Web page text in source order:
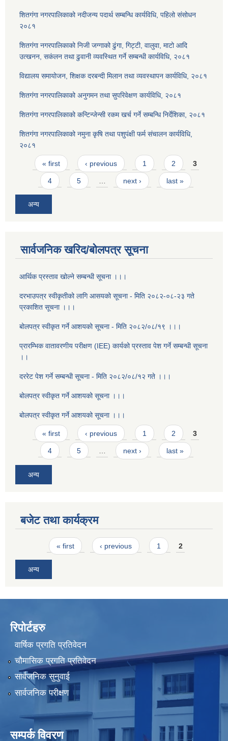
शितगंगा नगरपालिकाको नदीजन्य पदार्थ सम्बन्धि कार्यविधि, पहिलो संसोधन
२०८१
शितगंगा नगरपालिकाको निजी जग्गाको ढुंगा, गिट्टी, वालुवा, माटो आदि
उत्खनन, सकंलन तथा ढुवानी व्यवस्थित गर्ने सम्बन्धी कार्यविधि, २०८१
विद्यालय समायोजन, शिक्षक दरबन्दी मिलान तथा व्यवस्थापन कार्यविधि, २०८१
शितगंगा नगरपालिकाको अनुगमन तथा सुपरिवेक्षण कार्यविधि, २०८१
शितगंगा नगरपालिकाको कन्टिन्जेन्सी रकम खर्च गर्ने सम्बन्धि निर्देशिका, २०८१
शितगंगा नगरपालिकाको नमुना कृषि तथा पशुपंक्षी फर्म संचालन कार्यविधि,
२०८१
Pages
« first ‹ previous 1 2 3
4 5 next › last »
अन्य
सार्वजनिक खरिद/बोलपत्र सूचना
आर्थिक प्रस्ताव खोल्ने सम्बन्धी सूचना ।।।
दरभाउपत्र स्वीकृतीको लागि आसयको सूचना - मिति २०८२-०८-२३ गते
प्रकाशित सूचना ।।।
बोलपत्र स्वीकृत गर्ने आशयको सूचना - मिति २०८२/०८/१९ ।।।
प्रारम्भिक वातावरणीय परीक्षण (IEE) कार्यको प्रस्ताव पेश गर्ने सम्बन्धी सूचना
।।
दररेट पेश गर्ने सम्बन्धी सूचना - मिति २०८२/०८/१२ गते ।।।
बोलपत्र स्वीकृत गर्ने आशयको सूचना ।।।
बोलपत्र स्वीकृत गर्ने आशयको सूचना ।।।
Pages
« first ‹ previous 1 2 3
4 5 … next › last »
अन्य
बजेट तथा कार्यक्रम
Pages« first ‹ previous 1 2
अन्य
रिपोर्टहरु
वार्षिक प्रगति प्रतिवेदन
चौमासिक प्रगति प्रतिवेदन
सार्वजनिक सुनुवाई
सार्वजनिक परीक्षण
सम्पर्क विवरण